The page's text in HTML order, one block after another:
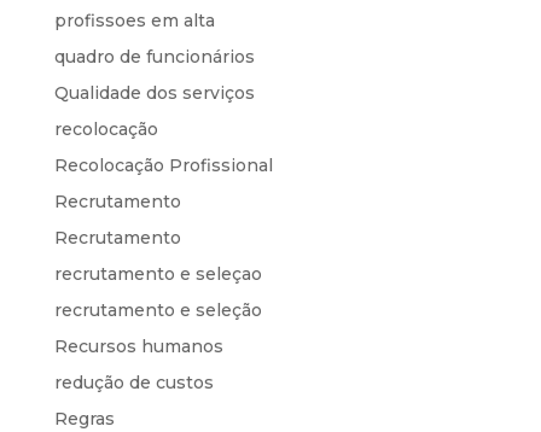
profissoes em alta
quadro de funcionários
Qualidade dos serviços
recolocação
Recolocação Profissional
Recrutamento
Recrutamento
recrutamento e seleçao
recrutamento e seleção
Recursos humanos
redução de custos
Regras